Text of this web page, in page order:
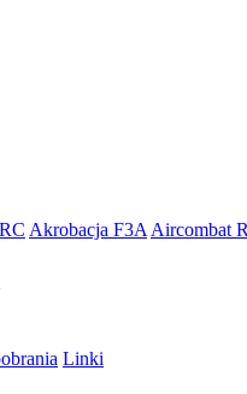
Akrobacja F3AAircombat
Linki